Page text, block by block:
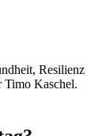
Resilienz
Timo Kaschel.